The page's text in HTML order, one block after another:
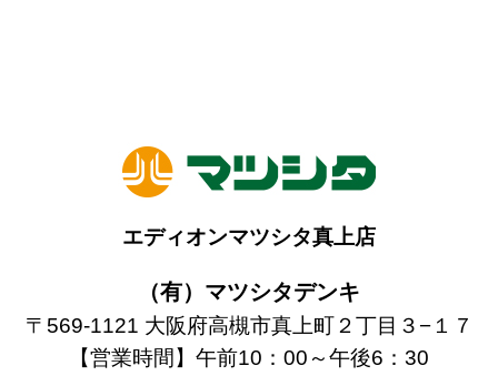
エディオンマツシタ真上店
（有）マツシタデンキ
〒569-1121 大阪府高槻市真上町２丁目３−１７
【営業時間】午前10：00～午後6：30